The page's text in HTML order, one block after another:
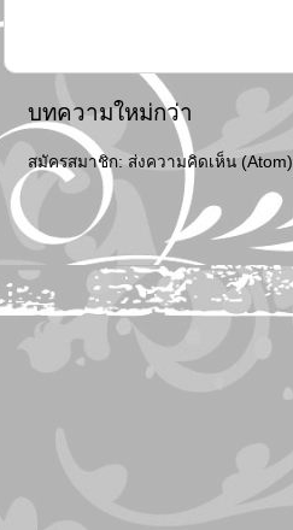
บทความใหม่กว่า
สมัครสมาชิก: ส่งความคิดเห็น (Atom)